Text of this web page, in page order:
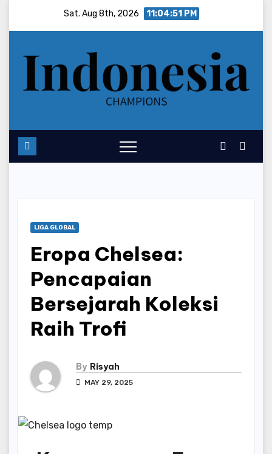
Sat. Aug 8th, 2026 11:04:52 PM
LIGA GLOBAL
Eropa Chelsea:
Pencapaian
Bersejarah Koleksi
Raih Trofi
By Risyah
MAY 29, 2025